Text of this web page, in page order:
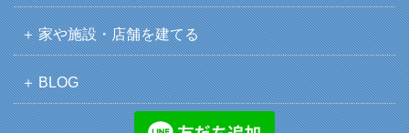
家や施設・店舗を建てる
BLOG